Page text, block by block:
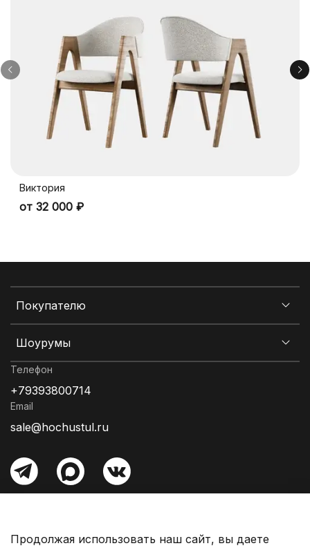
Виктория
от 32 000 ₽
Покупателю
Шоурумы
Телефон
+79393800714
Email
sale@hochustul.ru
Продолжая использовать наш сайт, вы даете